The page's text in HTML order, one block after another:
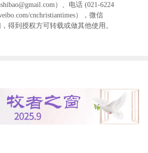
）、电话 (021-6224
cnchristiantimes），微信
，得到授权方可转载或做其他使用。